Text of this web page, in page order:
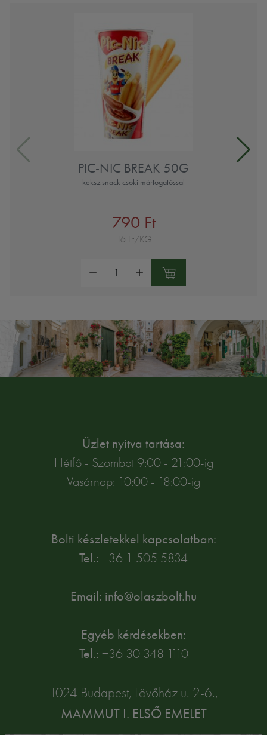
PIC-NIC BREAK 50G
keksz snack csoki mártogatóssal
790 Ft
16 Ft/KG
Üzlet nyitva tartása:
Hétfő - Szombat 9:00 - 21:00-ig
Vasárnap: 10:00 - 18:00-ig
Bolti készletekkel kapcsolatban:
Tel.: +36 1 505 5834
Email: info@olaszbolt.hu
Egyéb kérdésekben:
Tel.: +36 30 348 1110
1024 Budapest, Lövőház u. 2-6.,
MAMMUT I. ELSŐ EMELET